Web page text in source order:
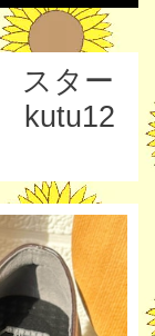
スター
kutu12